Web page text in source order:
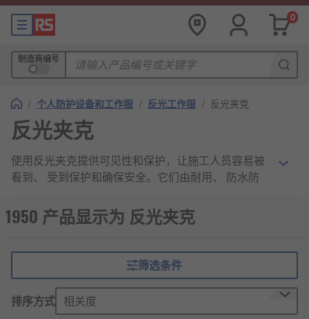
0
制造商编号
/ 个人防护设备和工作服 / 反光工作服 / 反光夹克
反光夹克
使用反光夹克提供可见性和保护，让施工人员容易被
看到、 受到保护和确保安全。它们由耐用、 防水防
有多种设计，例如：派克、 短夹克和连帽夹克，还具
有多功能储物口袋。
反光夹克的主要特点
反光夹克是专为提高可见性和安全性而设计的服装，
广泛应用于交通、建筑和其他需要高可见度的工作环
1950 产品显示为 反光夹克
筛选条件
排序方式 相关度